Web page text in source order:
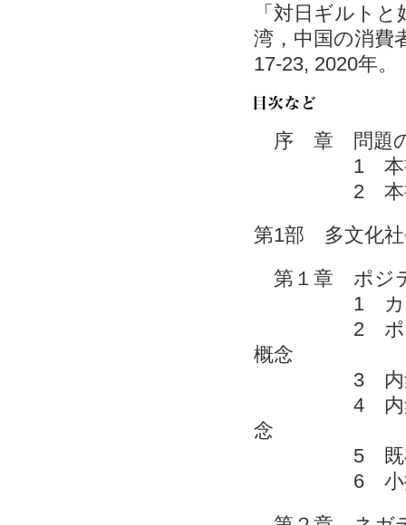
「対日ギルト
湾，中国の消費
17-23, 2020年。
序 章 問題の
1 本書が
2 本書
第1部 多文化社
第１章 ポジ
1 カント
2 ポジティ
概念
3 内集団ニ
4 内集団ニ
念
5 既存
6 小